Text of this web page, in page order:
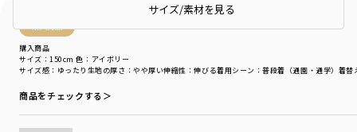
購入商品
購入商品
サイズ感 ：ゆったり 生地の厚さ ：やや厚い伸縮性 ：伸びる着用シーン ：普段着（通園・通学） 着替
サイズ：150cm 色：アイボリー
商品をチェックする＞
サイズ/素材を見る